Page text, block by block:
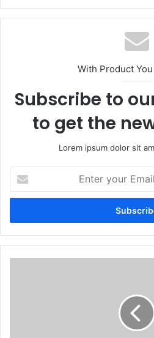
With Product
Subscribe to
to get the
Lorem ipsum dolor sit
your
Email